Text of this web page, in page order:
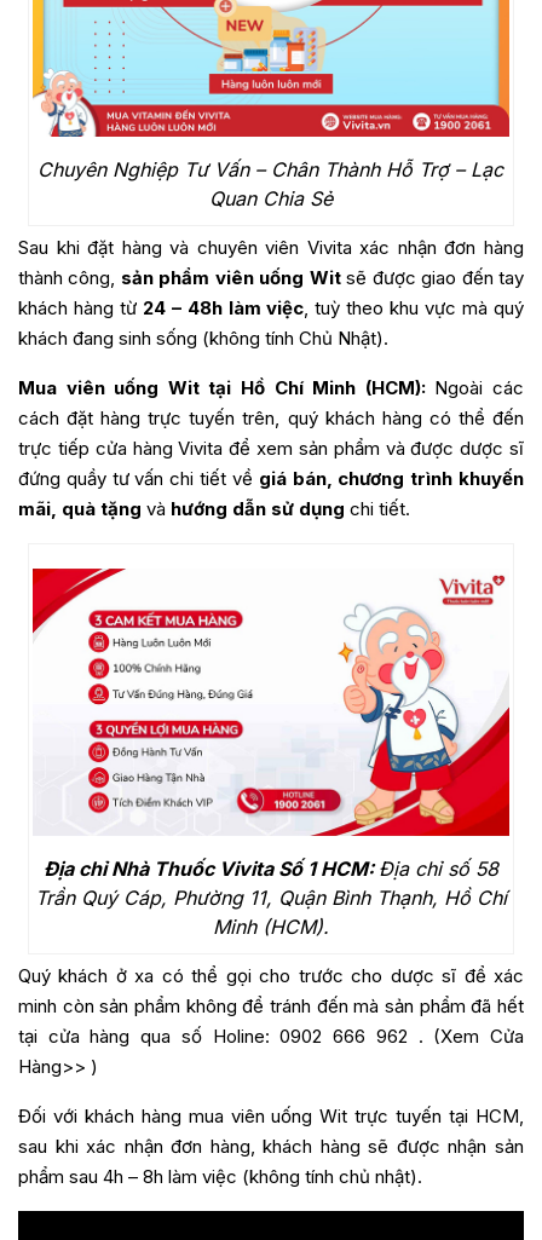
Chuyên Nghiệp Tư Vấn – Chân Thành Hỗ Trợ – Lạc
Quan Chia Sẻ
Sau khi đặt hàng và chuyên viên Vivita xác nhận đơn hàng
thành công, sản phẩm viên uống Witsẽ được giao đến tay
khách hàng từ 24 – 48h làm việc, tuỳ theo khu vực mà quý
khách đang sinh sống (không tính Chủ Nhật).
Mua viên uống Wit tại Hồ Chí Minh (HCM):Ngoài các
cách đặt hàng trực tuyến trên, quý khách hàng có thể đến
trực tiếp cửa hàng Vivita để xem sản phẩm và được dược sĩ
đứng quầy tư vấn chi tiết về giá bán, chương trình khuyến
mãi, quà tặng và hướng dẫn sử dụng chi tiết.
Địa chỉ Nhà Thuốc Vivita Số 1 HCM:Địa chỉ số 58
Trần Quý Cáp, Phường 11, Quận Bình Thạnh, Hồ Chí
Minh (HCM).
Quý khách ở xa có thể gọi cho trước cho dược sĩ để xác
minh còn sản phẩm không để tránh đến mà sản phẩm đã hết
tại cửa hàng qua số Holine:0902 666 962 . (Xem Cửa
Hàng>> )
Đối với khách hàng mua viên uống Wit trực tuyến tại HCM,
sau khi xác nhận đơn hàng, khách hàng sẽ được nhận sản
phẩm sau 4h – 8h làm việc (không tính chủ nhật).